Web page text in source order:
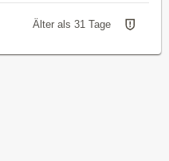
Älter als 31 Tage